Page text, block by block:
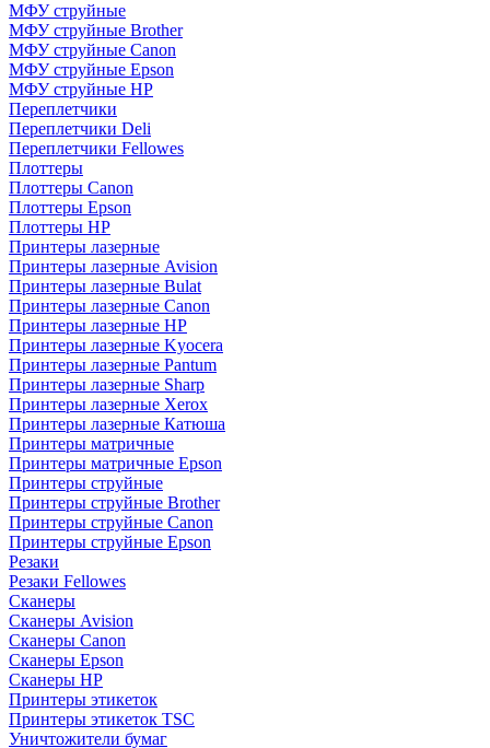
МФУ струйные
МФУ струйные Brother
МФУ струйные Canon
МФУ струйные Epson
МФУ струйные HP
Переплетчики
Переплетчики Deli
Переплетчики Fellowes
Плоттеры
Плоттеры Canon
Плоттеры Epson
Плоттеры HP
Принтеры лазерные
Принтеры лазерные Avision
Принтеры лазерные Bulat
Принтеры лазерные Canon
Принтеры лазерные HP
Принтеры лазерные Kyocera
Принтеры лазерные Pantum
Принтеры лазерные Sharp
Принтеры лазерные Xerox
Принтеры лазерные Катюша
Принтеры матричные
Принтеры матричные Epson
Принтеры струйные
Принтеры струйные Brother
Принтеры струйные Canon
Принтеры струйные Epson
Резаки
Резаки Fellowes
Сканеры
Сканеры Avision
Сканеры Canon
Сканеры Epson
Сканеры HP
Принтеры этикеток
Принтеры этикеток TSC
Уничтожители бумаг